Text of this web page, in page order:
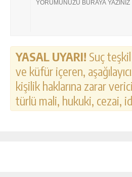
YASAL UYARI! Suç
ve küfür içeren,
kişilik haklarına zarar
türlü mali, hukuki, cezai,